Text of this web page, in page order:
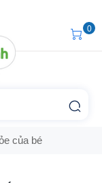
0
của bé